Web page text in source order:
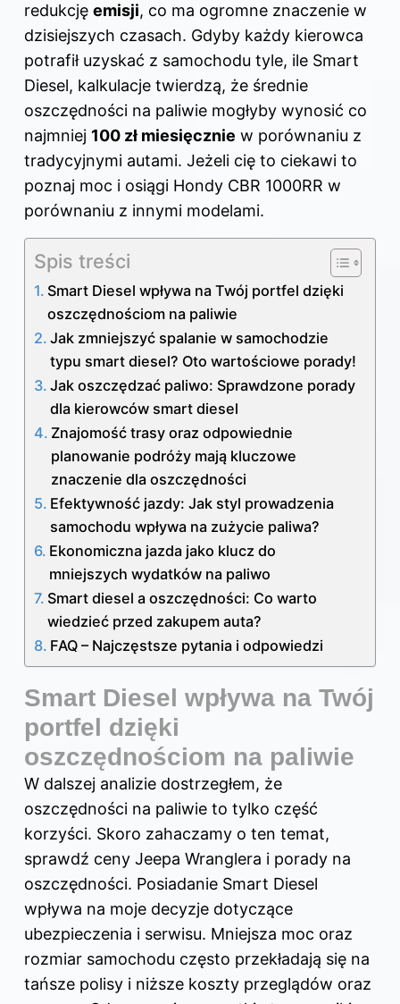
redukcję emisji, co ma ogromne znaczenie w
dzisiejszych czasach. Gdyby każdy kierowca
potrafił uzyskać z samochodu tyle, ile Smart
Diesel, kalkulacje twierdzą, że średnie
oszczędności na paliwie mogłyby wynosić co
najmniej 100 zł miesięcznie w porównaniu z
tradycyjnymi autami. Jeżeli cię to ciekawi to
poznaj moc i osiągi Hondy CBR 1000RR w
porównaniu z innymi modelami.
Spis treści
Smart Diesel wpływa na Twój portfel dzięki
oszczędnościom na paliwie
Jak zmniejszyć spalanie w samochodzie
typu smart diesel? Oto wartościowe porady!
Jak oszczędzać paliwo: Sprawdzone porady
dla kierowców smart diesel
Znajomość trasy oraz odpowiednie
planowanie podróży mają kluczowe
znaczenie dla oszczędności
Efektywność jazdy: Jak styl prowadzenia
samochodu wpływa na zużycie paliwa?
Ekonomiczna jazda jako klucz do
mniejszych wydatków na paliwo
Smart diesel a oszczędności: Co warto
wiedzieć przed zakupem auta?
FAQ – Najczęstsze pytania i odpowiedzi
Smart Diesel wpływa na Twój
portfel dzięki
oszczędnościom na paliwie
W dalszej analizie dostrzegłem, że
oszczędności na paliwie to tylko część
korzyści. Skoro zahaczamy o ten temat,
sprawdź ceny Jeepa Wranglera i porady na
oszczędności. Posiadanie Smart Diesel
wpływa na moje decyzje dotyczące
ubezpieczenia i serwisu. Mniejsza moc oraz
rozmiar samochodu często przekładają się na
tańsze polisy i niższe koszty przeglądów oraz